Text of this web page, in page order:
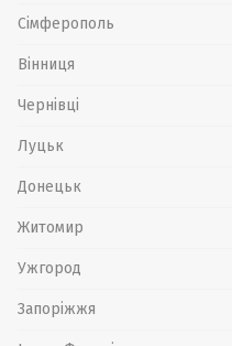
Сімферополь
Вінниця
Чернівці
Луцьк
Донецьк
Житомир
Ужгород
Запоріжжя